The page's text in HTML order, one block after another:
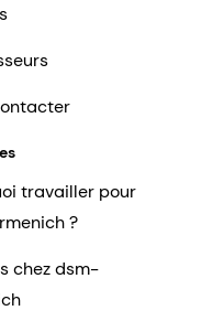
travailler pour
?
chez dsm-